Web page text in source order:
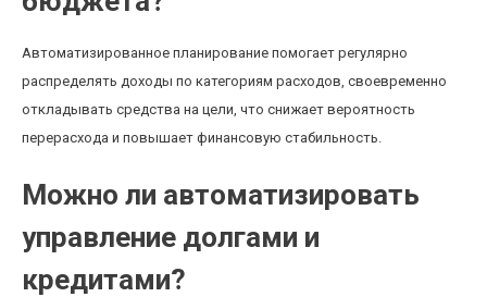
Автоматизированное планирование помогает регулярно
распределять доходы по категориям расходов, своевременно
откладывать средства на цели, что снижает вероятность
перерасхода и повышает финансовую стабильность.
Можно ли автоматизировать
управление долгами и
кредитами?